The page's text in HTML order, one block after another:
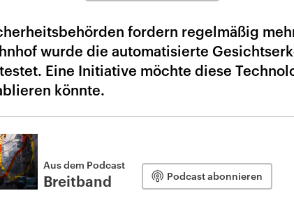
fordern regelmäßig
wurde die automatisierte
Eine Initiative möchte diese
könnte.
Aus dem Podcast
Breitband Podcast abonnieren